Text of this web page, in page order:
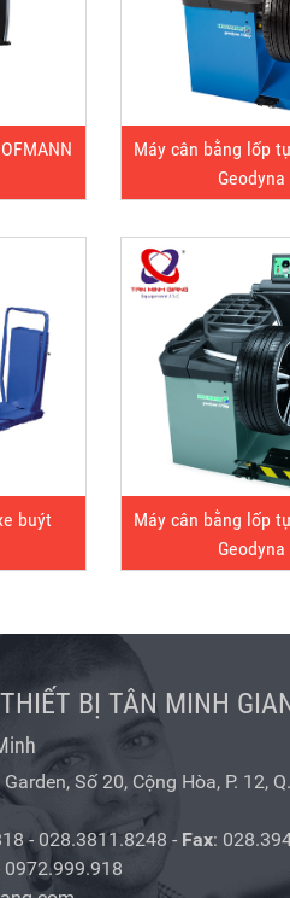
Máy cân bằng lốp
buýt
Máy cân bằng lốp
BỊ TÂN MINH
Số 20, Cộng Hòa, P. 12,
- 028.3811.8248 - Fax:
0972.999.918